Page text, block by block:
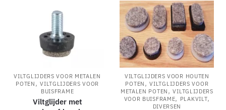
VILTGLIJDERS VOOR METALEN
POTEN ,VILTGLIJDERS VOOR
BUISFRAME
Viltglijder met
VILTGLIJDERS VOOR HOUTEN
POTEN ,VILTGLIJDERS VOOR
METALEN POTEN ,VILTGLIJDERS
VOOR BUISFRAME, PLAKVILT,
DIVERSEN